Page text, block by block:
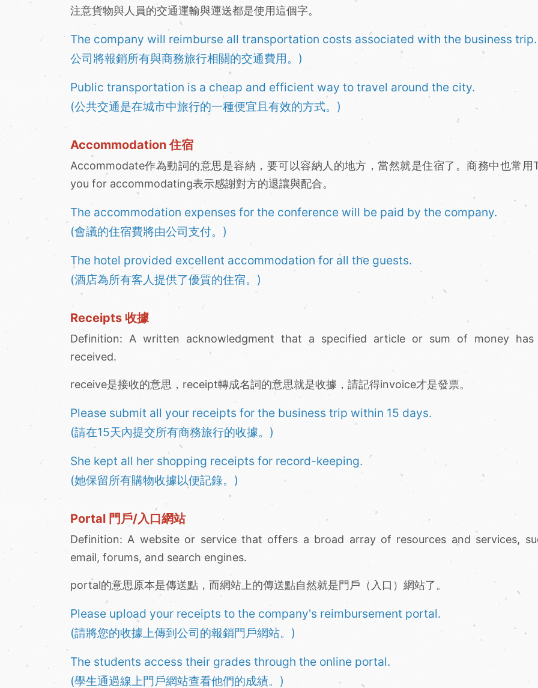
注意貨物與人員的交通運輸與運送都是使用這個字。
The company will reimburse all transportation costs associated with the business trip.
公司將報銷所有與商務旅行相關的交通費用。)
Public transportation is a cheap and efficient way to travel around the city.
(公共交通是在城市中旅行的一種便宜且有效的方式。)
Accommodation 住宿
Accommodate作為動詞的意思是容納，要可以容納人的地方，當然就是住宿了。商務中也常用
you for accommodating表示感謝對方的退讓與配合。
The accommodation expenses for the conference will be paid by the company.
(會議的住宿費將由公司支付。)
The hotel provided excellent accommodation for all the guests.
(酒店為所有客人提供了優質的住宿。)
Receipts 收據
Definition: A written acknowledgment that a specified article or sum of money has
received.
receive是接收的意思，receipt轉成名詞的意思就是收據，請記得invoice才是發票。
Please submit all your receipts for the business trip within 15 days.
(請在15天內提交所有商務旅行的收據。)
She kept all her shopping receipts for record-keeping.
(她保留所有購物收據以便記錄。)
Portal 門戶/入口網站
Definition: A website or service that offers a broad array of resources and services,
email, forums, and search engines.
portal的意思原本是傳送點，而網站上的傳送點自然就是門戶（入口）網站了。
Please upload your receipts to the company's reimbursement portal.
(請將您的收據上傳到公司的報銷門戶網站。)
The students access their grades through the online portal.
(學生通過線上門戶網站查看他們的成績。)